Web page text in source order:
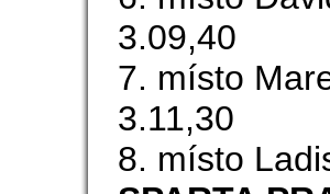
3.09,40
7. místo
3.11,30
8. místo